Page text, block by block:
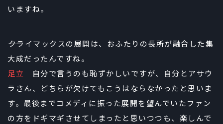
いますね。
――クライマックスの展開は、おふたりの長所が融合した集
大成だったんですね。
足立 自分で言うのも恥ずかしいですが、自分とアサウ
ラさん、どちらが欠けてもこうはならなかったと思いま
す。最後までコメディに振った展開を望んでいたファン
の方をドギマギさせてしまったと思いつつも、楽しんで